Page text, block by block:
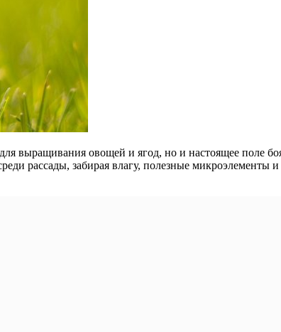
выращивания овощей и ягод, но и настоящее поле
рассады, забирая влагу, полезные микроэлементы